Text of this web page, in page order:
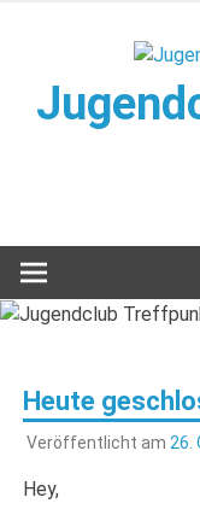
Heute
Veröffentlicht am 26.
Hey,